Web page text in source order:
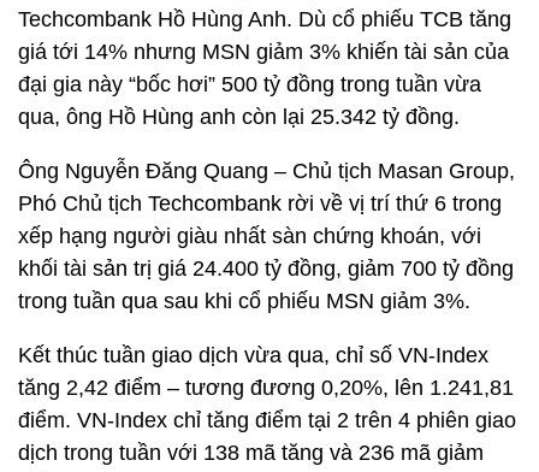
Techcombank Hồ Hùng Anh. Dù cổ phiếu TCB tăng
giá tới 14% nhưng MSN giảm 3% khiến tài sản của
đại gia này “bốc hơi” 500 tỷ đồng trong tuần vừa
qua, ông Hồ Hùng anh còn lại 25.342 tỷ đồng.
Ông Nguyễn Đăng Quang – Chủ tịch Masan Group,
Phó Chủ tịch Techcombank rời về vị trí thứ 6 trong
xếp hạng người giàu nhất sàn chứng khoán, với
khối tài sản trị giá 24.400 tỷ đồng, giảm 700 tỷ đồng
trong tuần qua sau khi cổ phiếu MSN giảm 3%.
Kết thúc tuần giao dịch vừa qua, chỉ số VN-Index
tăng 2,42 điểm – tương đương 0,20%, lên 1.241,81
điểm. VN-Index chỉ tăng điểm tại 2 trên 4 phiên giao
dịch trong tuần với 138 mã tăng và 236 mã giảm